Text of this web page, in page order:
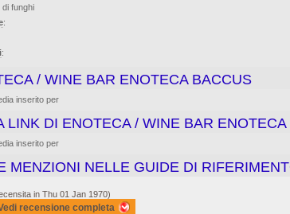
di funghi
:
:
/ WINE BAR ENOTECA BACCUS
inserito per
LINK DI ENOTECA / WINE BAR
inserito per
MENZIONI NELLE GUIDE DI
in Thu 01 Jan 1970)
recensione completa